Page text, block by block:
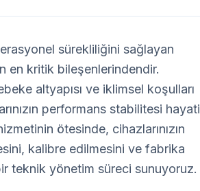
sürekliliğini sağlayan
en kritik bileşenlerindendir.
altyapısı ve iklimsel koşulları
performans stabilitesi hayati
ötesinde, cihazlarınızın
kalibre edilmesini ve fabrika
teknik yönetim süreci sunuyoruz.